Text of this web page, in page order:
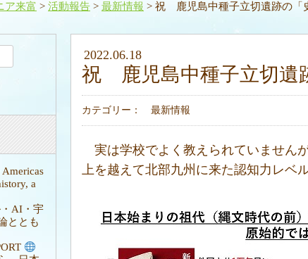
ア来富 > 活動報告 > 最新情報 > 祝 鹿児島中種子立切遺跡の「
a
AI・宇
ととも
2022.06.18
祝 鹿児島中種子立切遺
カテゴリー： 最新情報
実は学校でよく教えられていません
上を越えて北部九州に来た認知力レベ